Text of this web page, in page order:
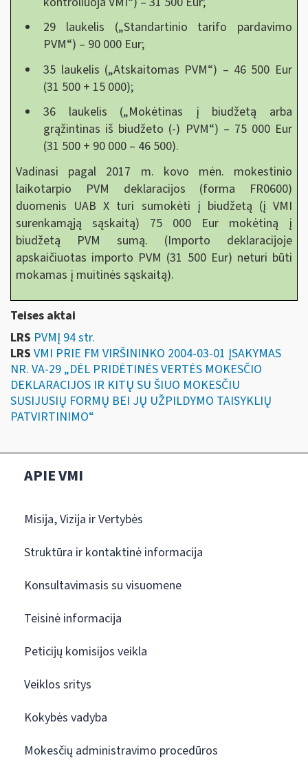
29 laukelis („Standartinio tarifo pardavimo
PVM“) – 90 000 Eur;
35 laukelis („Atskaitomas PVM“) – 46 500 Eur
(31 500 + 15 000);
36 laukelis („Mokėtinas į biudžetą arba
grąžintinas iš biudžeto (-) PVM“) – 75 000 Eur
(31 500 + 90 000 – 46 500).
Vadinasi pagal 2017 m. kovo mėn. mokestinio
laikotarpio PVM deklaracijos (forma FR0600)
duomenis UAB X turi sumokėti į biudžetą (į VMI
surenkamąją sąskaitą) 75 000 Eur mokėtiną į
biudžetą PVM sumą. (Importo deklaracijoje
apskaičiuotas importo PVM (31 500 Eur) neturi būti
mokamas į muitinės sąskaitą).
Teises aktai
LRS PVMĮ 94 str.
LRS VMI PRIE FM VIRŠININKO 2004-03-01 ĮSAKYMAS
NR. VA-29 „DĖL PRIDĖTINĖS VERTĖS MOKESČIO
DEKLARACIJOS IR KITŲ SU ŠIUO MOKESČIU
SUSIJUSIŲ FORMŲ BEI JŲ UŽPILDYMO TAISYKLIŲ
PATVIRTINIMO“
APIE VMI
Misija, Vizija ir Vertybės
Struktūra ir kontaktinė informacija
Konsultavimasis su visuomene
Teisinė informacija
Peticijų komisijos veikla
Veiklos sritys
Kokybės vadyba
Mokesčių administravimo procedūros